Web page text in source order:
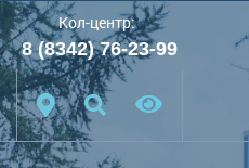
Шрифт: A A A
Цветовая схема:
Обычный сайт
Кол-центр:
8 (8342) 76-23-99